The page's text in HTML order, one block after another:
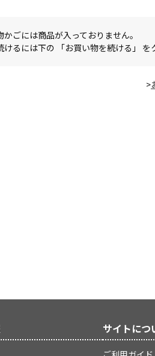
ごには商品が入っておりません。
けるには下の 「お買い物を続ける」 を
>
サイトにつ